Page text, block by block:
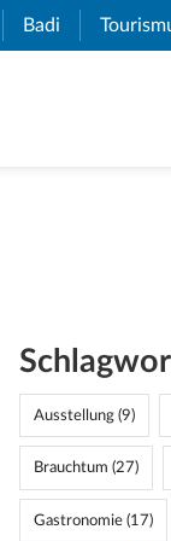
Link)
Badi (External
Ausstellung (9)
Brauchtum (27)
Gastronomie (17)